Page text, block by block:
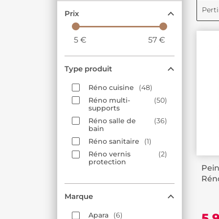
Chez Décor Discount, nous
réaliser des changements
faïence et carrelage mural
en fait
simple et efficace de moderniser
Prix
5 € 57 €
Type produit
Réno cuisine
48
Réno multi-
supports
50
Réno salle de
bain
36
Réno sanitaire
1
Réno vernis
protection
2
Marque
Apara
6